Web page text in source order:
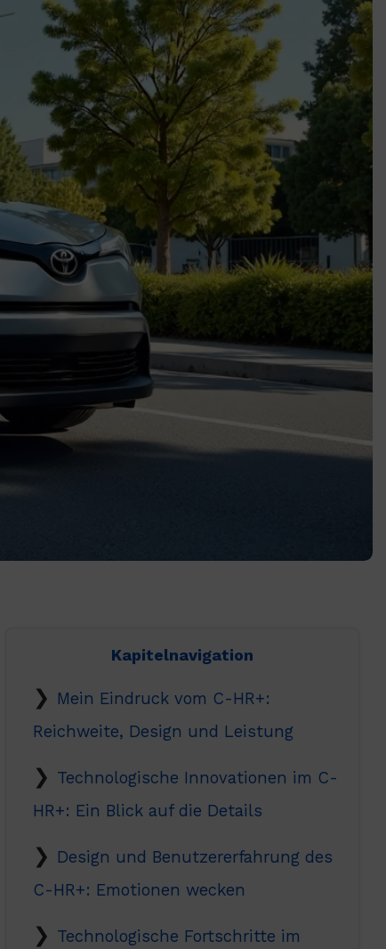
Kapitelnavigation
Mein Eindruck vom C-HR+:
Reichweite, Design und Leistung
Technologische Innovationen im C-
HR+: Ein Blick auf die Details
Design und Benutzererfahrung des
C-HR+: Emotionen wecken
Technologische Fortschritte im